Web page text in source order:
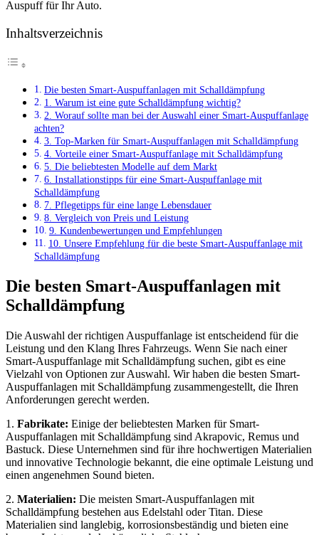
Auspuff für Ihr Auto.
Inhaltsverzeichnis
Die besten Smart-Auspuffanlagen mit Schalldämpfung
1. Warum ist eine gute Schalldämpfung wichtig?
2. Worauf sollte man bei der Auswahl einer Smart-Auspuffanlage
achten?
3. Top-Marken für Smart-Auspuffanlagen mit Schalldämpfung
4. Vorteile einer Smart-Auspuffanlage mit Schalldämpfung
5. Die beliebtesten Modelle auf dem Markt
6. Installationstipps für eine Smart-Auspuffanlage mit
Schalldämpfung
7. Pflegetipps für eine lange Lebensdauer
8. Vergleich von Preis und Leistung
9. Kundenbewertungen und Empfehlungen
10. Unsere Empfehlung für die beste Smart-Auspuffanlage mit
Schalldämpfung
Die besten Smart-Auspuffanlagen mit
Schalldämpfung
Die Auswahl der richtigen Auspuffanlage ist entscheidend für die
Leistung und den Klang Ihres Fahrzeugs. Wenn Sie nach einer
Smart-Auspuffanlage mit Schalldämpfung suchen, gibt es eine
Vielzahl von Optionen zur Auswahl. Wir haben die besten Smart-
Auspuffanlagen mit Schalldämpfung zusammengestellt, die Ihren
Anforderungen gerecht werden.
1. Fabrikate: Einige der beliebtesten Marken für Smart-
Auspuffanlagen mit Schalldämpfung sind Akrapovic, Remus und
Bastuck. Diese Unternehmen sind für ihre hochwertigen Materialien
und innovative Technologie bekannt, die eine optimale Leistung und
einen angenehmen Sound bieten.
2. Materialien: Die meisten Smart-Auspuffanlagen mit
Schalldämpfung bestehen aus Edelstahl oder Titan. Diese
Materialien sind langlebig, korrosionsbeständig und bieten eine